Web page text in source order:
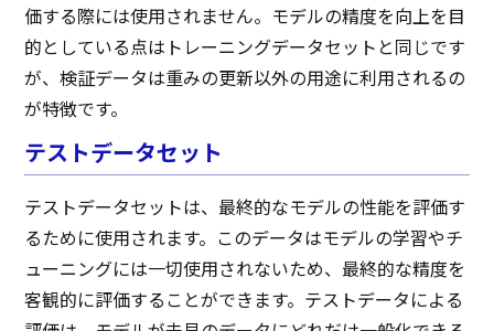
価する際には使用されません。モデルの精度を向上を目
的としている点はトレーニングデータセットと同じです
が、検証データは重みの更新以外の用途に利用されるの
が特徴です。
テストデータセット
テストデータセットは、最終的なモデルの性能を評価す
るために使用されます。このデータはモデルの学習やチ
ューニングには一切使用されないため、最終的な精度を
客観的に評価することができます。テストデータによる